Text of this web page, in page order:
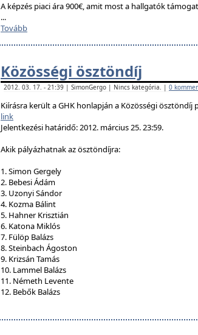
A képzés piaci ára 900€, amit most a hallgatók
...
Tovább
Közösségi ösztöndíj
2012. 03. 17. - 21:39 | SimonGergo | Nincs kategória. | 0
Kiírásra került a GHK honlapján a Közösségi ösztöndíj
link
Jelentkezési határidő: 2012. március 25. 23:59.
Akik pályázhatnak az ösztöndíjra:
1. Simon Gergely
2. Bebesi Ádám
3. Uzonyi Sándor
4. Kozma Bálint
5. Hahner Krisztián
6. Katona Miklós
7. Fülöp Balázs
8. Steinbach Ágoston
9. Krizsán Tamás
10. Lammel Balázs
11. Németh Levente
12. Bebők Balázs